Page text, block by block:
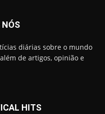
NÓS
diárias sobre o mundo
de artigos, opinião e
HITS